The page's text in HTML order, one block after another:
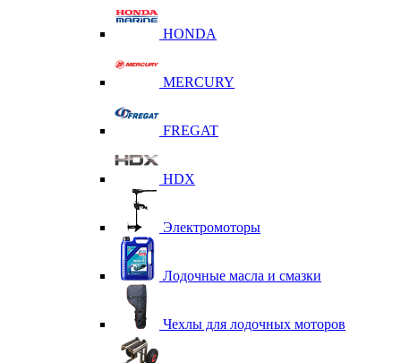
HONDA
MERCURY
FREGAT
HDX
Электромоторы
Лодочные масла и смазки
Чехлы для лодочных моторов